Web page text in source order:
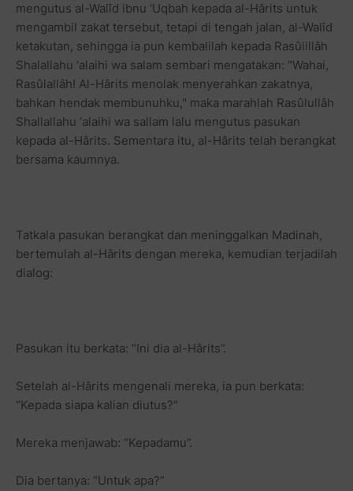
mengutus al-Walîd ibnu 'Uqbah kepada al-Hârits untuk
mengambil zakat tersebut, tetapi di tengah jalan, al-Walîd
ketakutan, sehingga ia pun kembalilah kepada Rasûlillâh
Shalallahu ‘alaihi wa salam sembari mengatakan: “Wahai,
Rasûlallâh! Al-Hârits menolak menyerahkan zakatnya,
bahkan hendak membunuhku," maka marahlah Rasûlullâh
Shallallahu ‘alaihi wa sallam lalu mengutus pasukan
kepada al-Hârits. Sementara itu, al-Hârits telah berangkat
bersama kaumnya.
Tatkala pasukan berangkat dan meninggalkan Madinah,
bertemulah al-Hârits dengan mereka, kemudian terjadilah
dialog:
Pasukan itu berkata: “Ini dia al-Hârits”.
Setelah al-Hârits mengenali mereka, ia pun berkata:
“Kepada siapa kalian diutus?"
Mereka menjawab: “Kepadamu”.
Dia bertanya: “Untuk apa?”